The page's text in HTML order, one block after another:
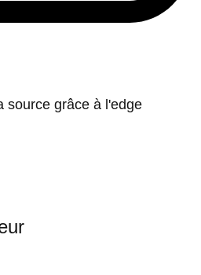
source grâce à l'edge